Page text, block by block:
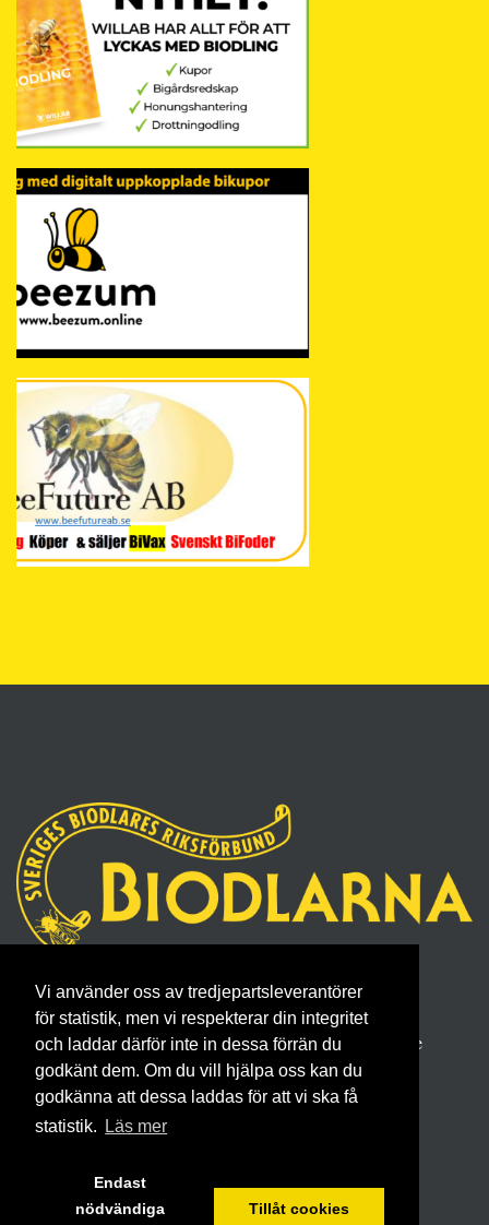
Vi använder oss av tredjepartsleverantörer
för statistik, men vi respekterar din integritet
och laddar därför inte in dessa förrän du
godkänt dem. Om du vill hjälpa oss kan du
godkänna att dessa laddas för att vi ska få
statistik.
Läs mer
Endast
nödvändiga
Tillåt cookies
Sveriges Biodlares Riksförbund
Borgmästaregatan 26, 596 34 Skänninge
Telefon 0142- 48 20 00, E-post: info@biodlarna.se
Köpvillkor för medlemskap